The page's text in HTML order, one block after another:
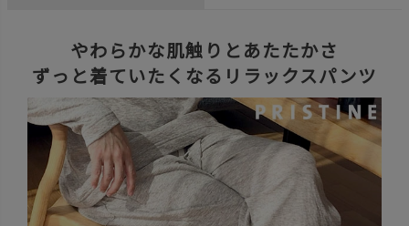
やわらかな肌触りとあたたかさ
ずっと着ていたくなるリラックスパンツ